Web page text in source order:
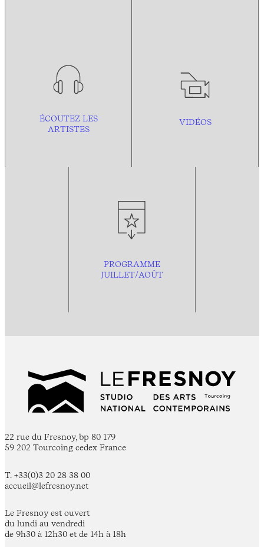
ÉCOUTEZ LES
ARTISTES
VIDÉOS
PROGRAMME
JUILLET/AOÛT
22 rue du Fresnoy, bp 80 179
59 202 Tourcoing cedex France
T. +33(0)3 20 28 38 00
accueil@lefresnoy.net
Le Fresnoy est ouvert
du lundi au vendredi
de 9h30 à 12h30 et de 14h à 18h